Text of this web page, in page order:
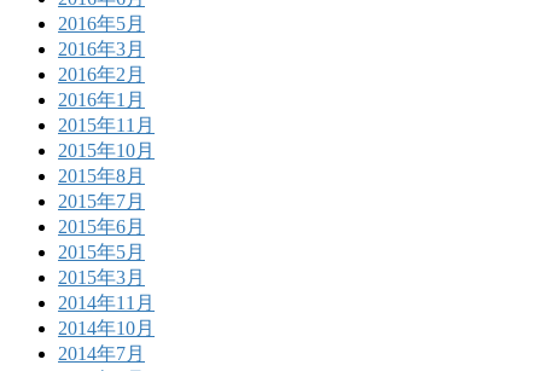
2016年5月
2016年3月
2016年2月
2016年1月
2015年11月
2015年10月
2015年8月
2015年7月
2015年6月
2015年5月
2015年3月
2014年11月
2014年10月
2014年7月